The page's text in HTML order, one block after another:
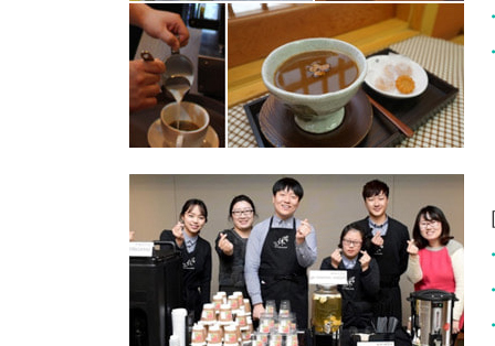
·
·
·
·
·